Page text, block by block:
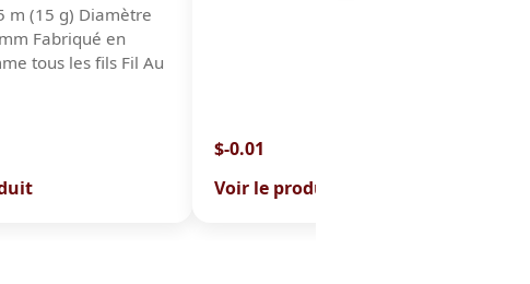
m (15 g) Diamètre
Fabriqué en
tous les fils Fil Au
$-0.01
Voir le produit